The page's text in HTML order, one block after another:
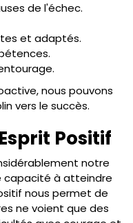
de l'échec.
et adaptés.
nous pouvons
vers le succès.
Positif
notre
capacité à atteindre
nous permet de
ne voient que des